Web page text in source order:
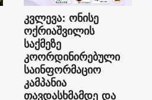
კვლევა: ონისე
ოქრიაშვილის
საქმეზე
კოორდინირებული
საინფორმაციო
კამპანია
თავდასხმამდე და